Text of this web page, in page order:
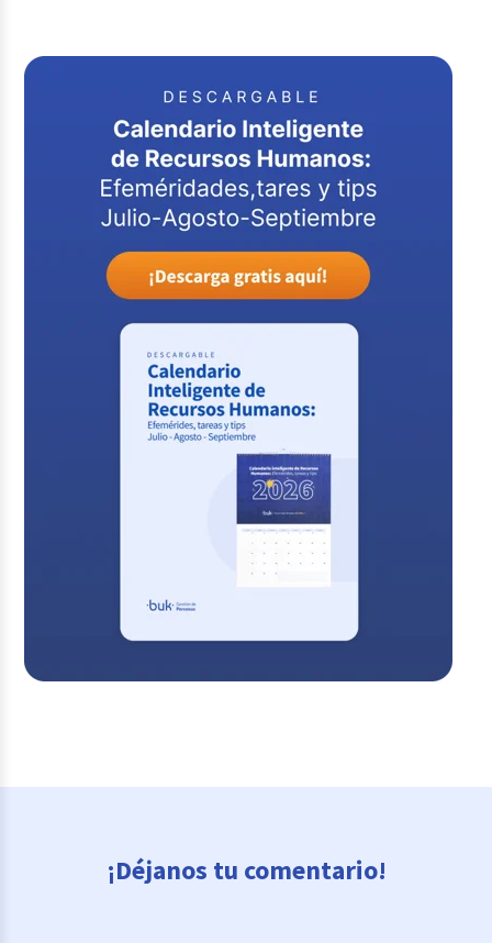
¡Déjanos tu comentario!